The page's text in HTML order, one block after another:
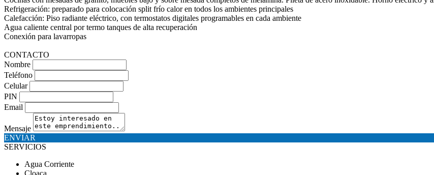
Refrigeración: preparado para colocación split frío calor en todos los ambientes principales
Calefacción: Piso radiante eléctrico, con termostatos digitales programables en cada ambiente
Agua caliente central por termo tanques de alta recuperación
Conexión para lavarropas
CONTACTO
Nombre
Teléfono
Celular
PIN
Email
Mensaje
ENVIAR
SERVICIOS
Agua Corriente
Cloaca